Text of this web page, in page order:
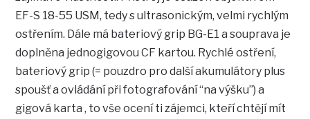
EF-S 18-55 USM, tedy s ultrasonickým, velmi rychlým
ostřením. Dále má bateriový grip BG-E1 a souprava je
doplněna jednogigovou CF kartou. Rychlé ostření,
bateriový grip (= pouzdro pro další akumulátory plus
spoušť a ovládání při fotografování “na výšku”) a
gigová karta , to vše ocení ti zájemci, kteří chtějí mít